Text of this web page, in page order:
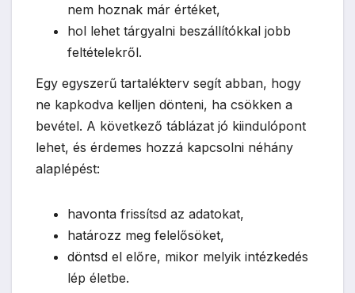
nem hoznak már értéket,
hol lehet tárgyalni beszállítókkal jobb
feltételekről.
Egy egyszerű tartalékterv segít abban, hogy
ne kapkodva kelljen dönteni, ha csökken a
bevétel. A következő táblázat jó kiindulópont
lehet, és érdemes hozzá kapcsolni néhány
alaplépést:
havonta frissítsd az adatokat,
határozz meg felelősöket,
döntsd el előre, mikor melyik intézkedés
lép életbe.